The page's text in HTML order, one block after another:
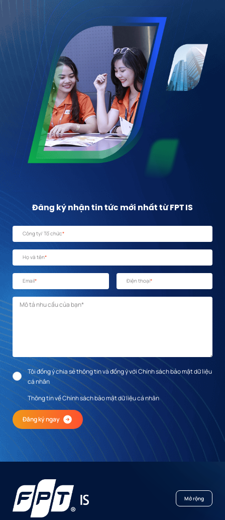
Đăng ký nhận tin tức mới nhất từ FPT IS
Công ty/ Tổ chức*
Họ và tên*
Email* Điện thoại*
Mô tả nhu cầu *
Tôi đồng ý chia sẻ thông tin và đồng ý với Chính sách bảo mật dữ liệu
cá nhân
Thông tin về Chính sách bảo mật dữ liệu cá nhân
Đăng ký ngay
Mở rộng